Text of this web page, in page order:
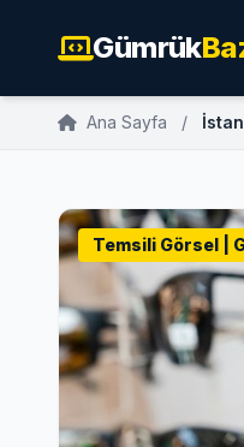
Gümrük
Ana Sayfa /
Temsili Görsel |